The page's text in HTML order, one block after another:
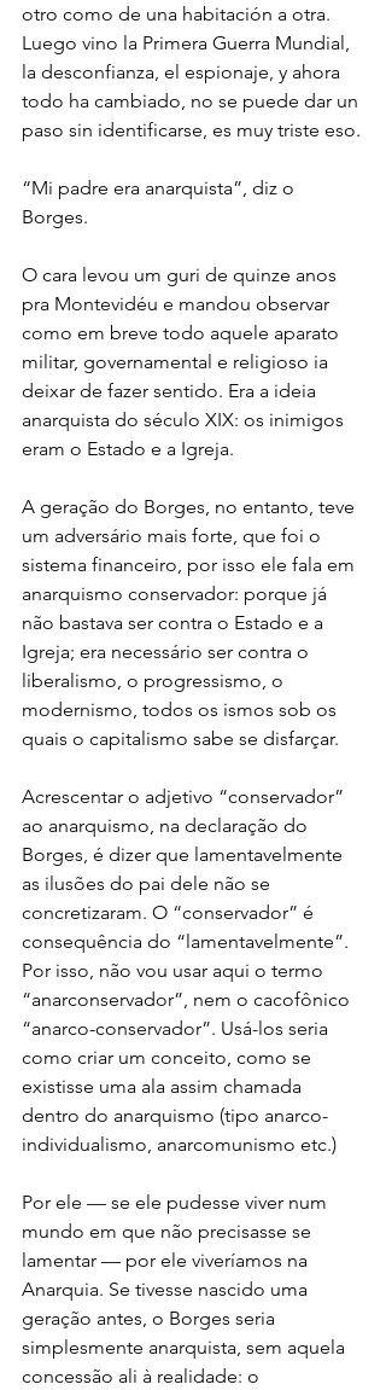
otro como de una habitación a otra.
Luego vino la Primera Guerra Mundial,
la desconfianza, el espionaje, y ahora
todo ha cambiado, no se puede dar un
paso sin identificarse, es muy triste eso.
“Mi padre era anarquista”, diz o
Borges.
O cara levou um guri de quinze anos
pra Montevidéu e mandou observar
como em breve todo aquele aparato
militar, governamental e religioso ia
deixar de fazer sentido. Era a ideia
anarquista do século XIX: os inimigos
eram o Estado e a Igreja.
A geração do Borges, no entanto, teve
um adversário mais forte, que foi o
sistema financeiro, por isso ele fala em
anarquismo conservador: porque já
não bastava ser contra o Estado e a
Igreja; era necessário ser contra o
liberalismo, o progressismo, o
modernismo, todos os ismos sob os
quais o capitalismo sabe se disfarçar.
Acrescentar o adjetivo “conservador”
ao anarquismo, na declaração do
Borges, é dizer que lamentavelmente
as ilusões do pai dele não se
concretizaram. O “conservador” é
consequência do “lamentavelmente”.
Por isso, não vou usar aqui o termo
“anarconservador”, nem o cacofônico
“anarco-conservador”. Usá-los seria
como criar um conceito, como se
existisse uma ala assim chamada
dentro do anarquismo (tipo anarco-
individualismo, anarcomunismo etc.)
Por ele — se ele pudesse viver num
mundo em que não precisasse se
lamentar — por ele viveríamos na
Anarquia. Se tivesse nascido uma
geração antes, o Borges seria
simplesmente anarquista, sem aquela
concessão ali à realidade: o